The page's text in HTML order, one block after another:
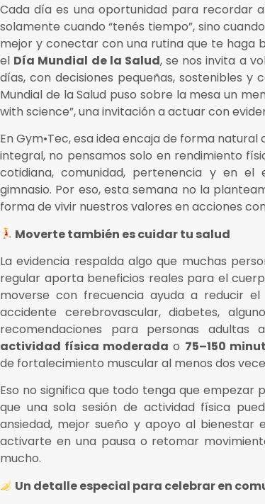
Cada día es una oportunidad para recordar
solamente cuando “tenés tiempo”, sino
mejor y conectar con una rutina que te haga
el Día Mundial de la Salud, se nos invita a
días, con decisiones pequeñas, sostenibles y
Mundial de la Salud puso sobre la mesa un
with science”, una invitación a actuar con
En Gym•Tec, esa idea encaja de forma
integral, no pensamos solo en rendimiento
cotidiana, comunidad, pertenencia y en
gimnasio. Por eso, esta semana no la
forma de vivir nuestros valores en acciones
Moverte también es cuidar tu salud
La evidencia respalda algo que muchas
regular aporta beneficios reales para el
moverse con frecuencia ayuda a reducir
accidente cerebrovascular, diabetes,
recomendaciones para personas adultas
actividad física moderada o 75–150
de fortalecimiento muscular al menos dos
Eso no significa que todo tenga que
que una sola sesión de actividad física
ansiedad, mejor sueño y apoyo al bienestar
activarte en una pausa o retomar
mucho.
Un detalle especial para celebrar en